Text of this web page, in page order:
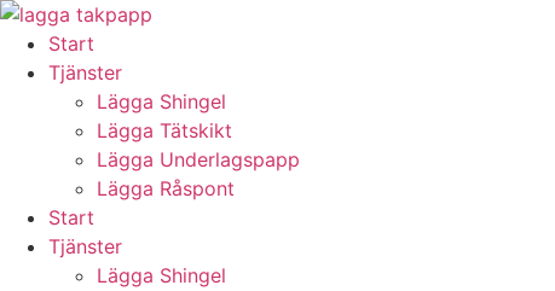
Skip
content
Start
Tjänster
Lägga Shingel
Lägga Tätskikt
Lägga Underlagspapp
Lägga Råspont
Start
Tjänster
Lägga Shingel